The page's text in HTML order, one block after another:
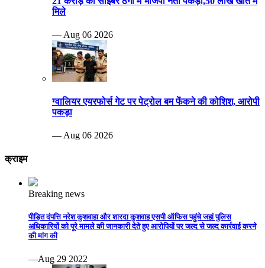
मिले
— Aug 06 2026
ग्वालियर एयरफोर्स गेट पर पेट्रोल बम फेंकने की कोशिश, आरोपी
पकड़ा
— Aug 06 2026
क्राइम
Breaking news
पीड़ित दंपत्ति नरेश कुशवाहा और शारदा कुशवाह एसपी ऑफिस पहुंचे जहां पुलिस
अधिकारियों को पूरे मामले की जानकारी देते हुए आरोपियों पर जल्द से जल्द कार्रवाई करने
की मांग की
—Aug 29 2022